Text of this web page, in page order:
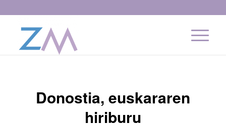
Donostia, euskararen
hiriburu